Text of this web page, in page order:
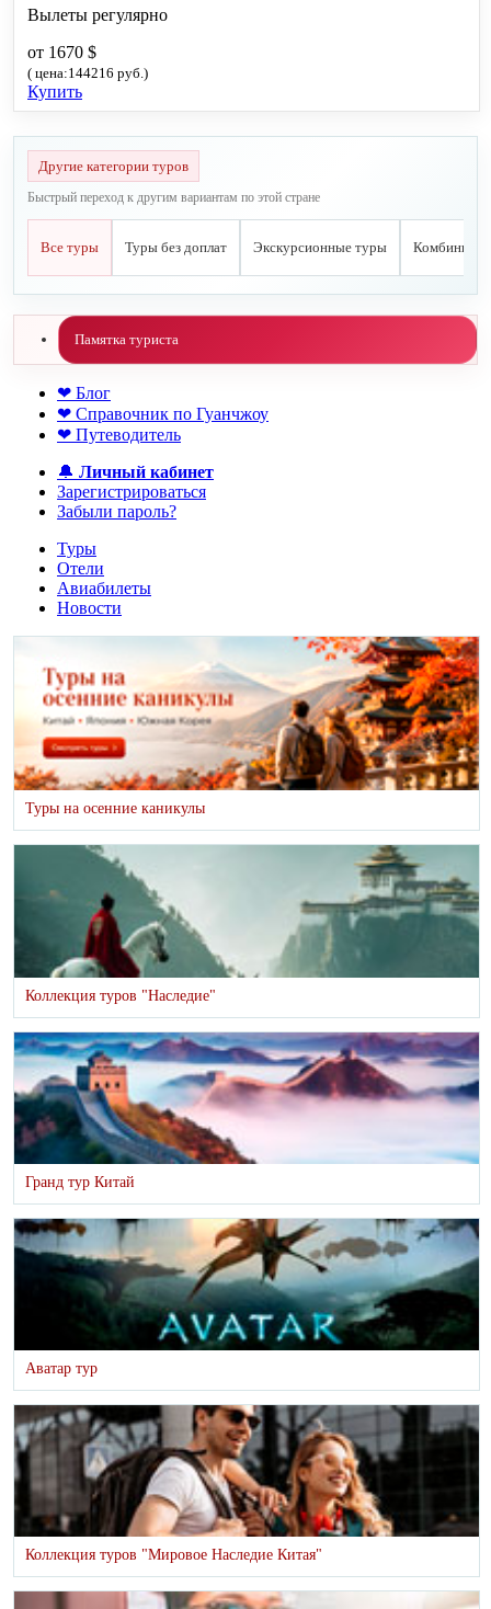
Вылеты регулярно
от 1670 $
( цена:144216 руб.)
Купить
Другие категории туров
Быстрый переход к другим вариантам по этой стране
Все туры Туры без доплат Экскурсионные туры
Памятка туриста
❤ Блог
❤ Справочник по Гуанчжоу
❤ Путеводитель
🔔 Личный кабинет
Зарегистрироваться
Забыли пароль?
Туры
Отели
Авиабилеты
Новости
Туры на осенние каникулы
Коллекция туров "Наследие"
Гранд тур Китай
Аватар тур
Коллекция туров "Мировое Наследие Китая"